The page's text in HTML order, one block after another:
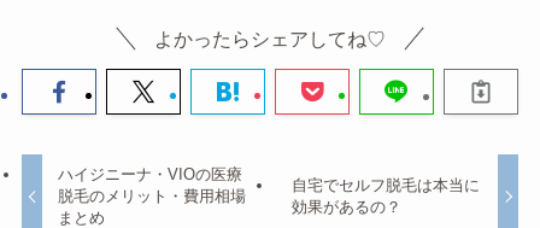
よかったらシェアしてね♡
ハイジニーナ・VIOの医療
脱毛のメリット・費用相場
まとめ
自宅でセルフ脱毛は本当に
効果があるの？